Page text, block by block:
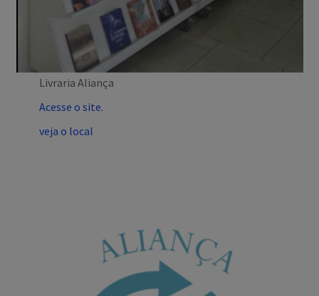
Livraria Aliança
Acesse o site.
veja o local